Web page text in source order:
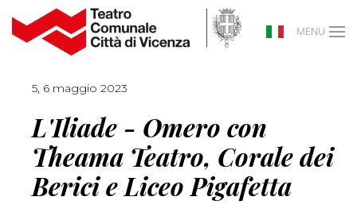
MENU
5, 6 maggio 2023
L'Iliade - Omero con
Theama Teatro, Corale dei
Berici e Liceo Pigafetta